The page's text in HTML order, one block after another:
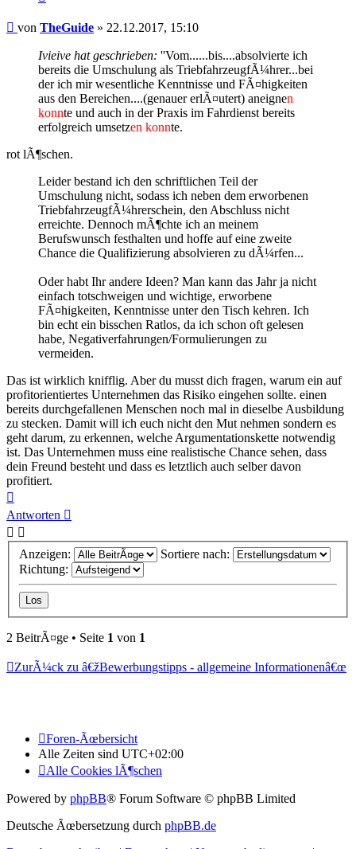
Beitrag
von TheGuide » 22.12.2017, 15:10
Ivieive hat geschrieben: ''Vom......bis....absolvierte ich
bereits die Umschulung als TriebfahrzeugfÃ¼hrer...bei
der ich mir wesentliche Kenntnisse und FÃ¤higkeiten
aus den Bereichen....(genauer erlÃ¤utert) aneignen
konnte und auch in der Praxis im Fahrdienst bereits
erfolgreich umsetzen konnte.
rot lÃ¶schen.
Leider bestand ich den schriftlichen Teil der
Umschulung nicht, sodass ich neben dem erworbenen
TriebfahrzeugfÃ¼hrerschein, den Abschluss nicht
erreichte. Dennoch mÃ¶chte ich an meinem
Berufswunsch festhalten und hoffe auf eine zweite
Chance die Qualifizierung absolvieren zu dÃ¼rfen...
Oder habt Ihr andere Ideen? Man kann das Jahr ja nicht
einfach totschweigen und wichtige, erworbene
FÃ¤higkeiten, Kenntnisse unter den Tisch kehren. Ich
bin echt ein bisschen Ratlos, da ich schon oft gelesen
habe, Negativerfahrungen/Formulierungen zu
vermeiden.
Das ist wirklich knifflig. Aber du musst dich fragen, warum ein auf
profitorientiertes Unternehmen das Risiko eingehen sollte. einen
bereits durchgefallenen Menschen noch mal in dieselbe Ausbildung
zu stecken. Damit will ich euch nicht den Mut nehmen sondern es
geht darum, zu erkennen, welche Argumentationskette notwendig
ist. Das Unternehmen muss eine realistische Chance sehen, dass
dein Freund besteht und dass es letztlich auch selber davon
profitiert.
oben
Antworten
Anzeigen:
Sortiere nach:
Richtung:
2 BeitrÃ¤ge • Seite 1 von 1
ZurÃ¼ck zu â€žBewerbungstipps - allgemeine Informationenâ€œ
Foren-Ãœbersicht
Alle Zeiten sind UTC+02:00
Alle Cookies lÃ¶schen
Powered by phpBB® Forum Software © phpBB Limited
Deutsche Ãœbersetzung durch phpBB.de